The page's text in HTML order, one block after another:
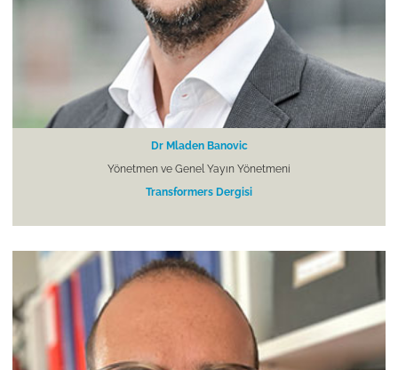
Dr Mladen Banovic
Yönetmen ve Genel Yayın Yönetmeni
Transformers Dergisi